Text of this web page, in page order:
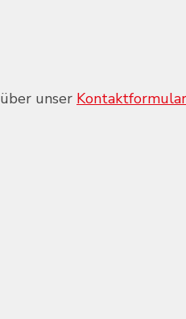
unser Kontaktformular